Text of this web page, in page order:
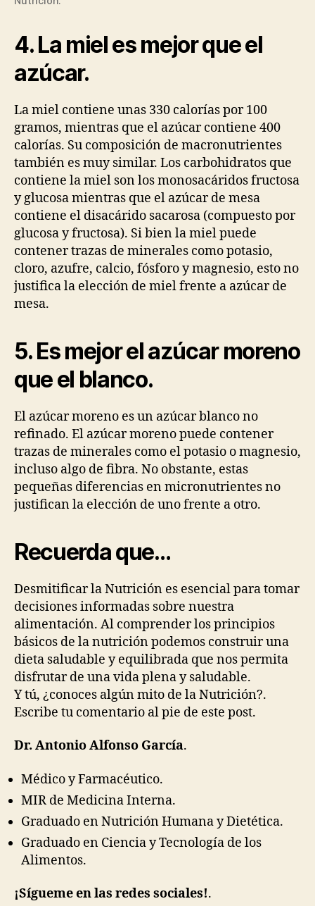
4. La miel es mejor que el
azúcar.
La miel contiene unas 330 calorías por 100
gramos, mientras que el azúcar contiene 400
calorías. Su composición de macronutrientes
también es muy similar. Los carbohidratos que
contiene la miel son los monosacáridos fructosa
y glucosa mientras que el azúcar de mesa
contiene el disacárido sacarosa (compuesto por
glucosa y fructosa). Si bien la miel puede
contener trazas de minerales como potasio,
cloro, azufre, calcio, fósforo y magnesio, esto no
justifica la elección de miel frente a azúcar de
mesa.
5. Es mejor el azúcar moreno
que el blanco.
El azúcar moreno es un azúcar blanco no
refinado. El azúcar moreno puede contener
trazas de minerales como el potasio o magnesio,
incluso algo de fibra. No obstante, estas
pequeñas diferencias en micronutrientes no
justifican la elección de uno frente a otro.
Recuerda que…
Desmitificar la Nutrición es esencial para tomar
decisiones informadas sobre nuestra
alimentación. Al comprender los principios
básicos de la nutrición podemos construir una
dieta saludable y equilibrada que nos permita
disfrutar de una vida plena y saludable.
Y tú, ¿conoces algún mito de la Nutrición?.
Escribe tu comentario al pie de este post.
Dr. Antonio Alfonso García.
Médico y Farmacéutico.
MIR de Medicina Interna.
Graduado en Nutrición Humana y Dietética.
Graduado en Ciencia y Tecnología de los
Alimentos.
¡Sígueme en las redes sociales!.